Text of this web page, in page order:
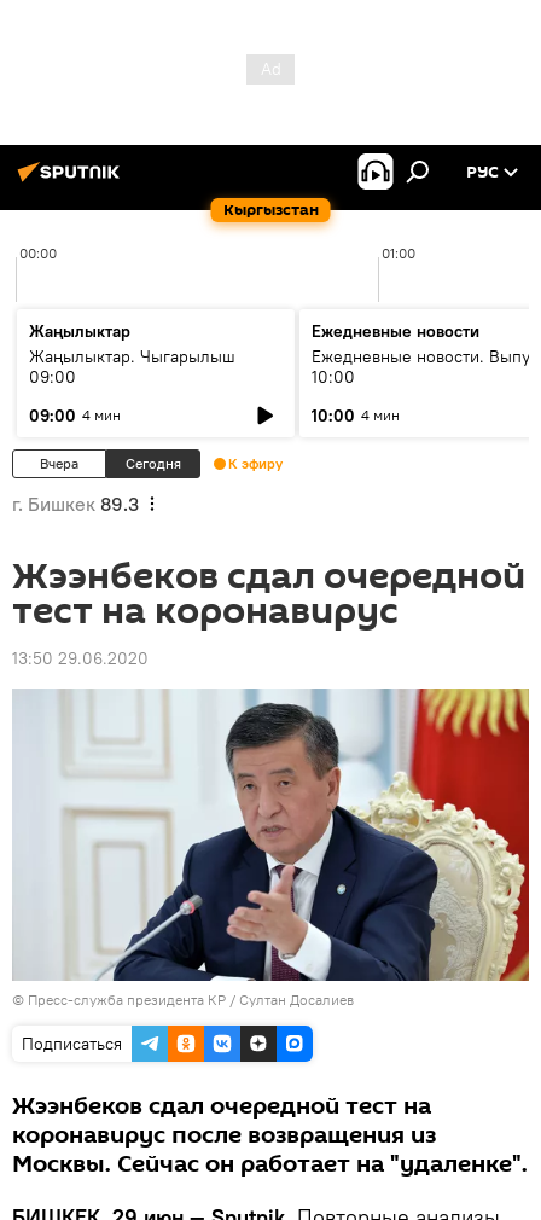
Кыргызстан
РУС
00:00 01:00
Жаңылыктар
Жаңылыктар. Чыгарылыш
09:00
09:00 4 мин
Ежедневные новости
Ежедневные новости.
10:00
10:00 4 мин
Вчера Сегодня К эфиру
г. Бишкек 89.3
Жээнбеков сдал очередной
тест на коронавирус
13:50 29.06.2020
© Пресс-служба президента КР / Султан Досалиев
Подписаться
Жээнбеков сдал очередной тест на
коронавирус после возвращения из
Москвы. Сейчас он работает на "удаленке".